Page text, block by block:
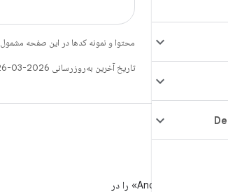
محتوا و نمونه کدها در این صفحه
تاریخ آخرین به‌روزرسانی 2026-03-26 به‌وقت ساعت هماهنگ جهانی.
«توسعه‌دهندگان Android» را در